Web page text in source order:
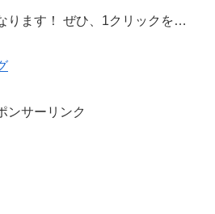
ります！ ぜひ、1クリックを…
ンサーリンク